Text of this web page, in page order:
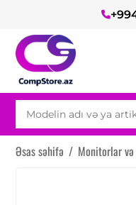
Əsas səhifə / Monitorlar və